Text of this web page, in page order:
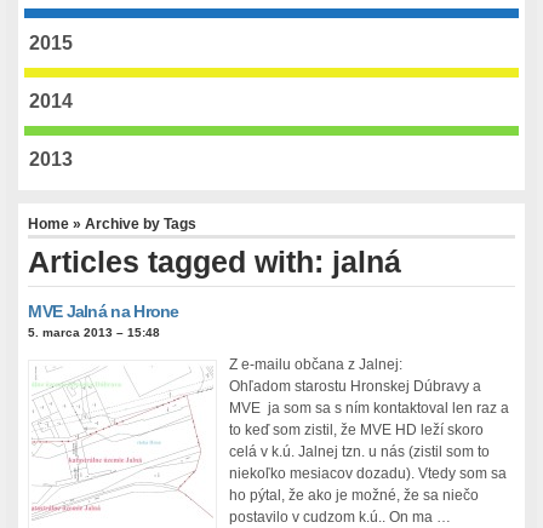
2015
2014
2013
Home » Archive by Tags
Articles tagged with: jalná
MVE Jalná na Hrone
5. marca 2013 – 15:48
Z e-mailu občana z Jalnej:
Ohľadom starostu Hronskej Dúbravy a
MVE ja som sa s ním kontaktoval len raz a
to keď som zistil, že MVE HD leží skoro
celá v k.ú. Jalnej tzn. u nás (zistil som to
niekoľko mesiacov dozadu). Vtedy som sa
ho pýtal, že ako je možné, že sa niečo
postavilo v cudzom k.ú.. On ma …